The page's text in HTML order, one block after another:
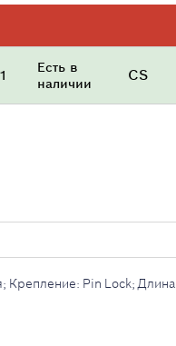
1
Есть в
наличии
CS
Крепление: Pin Lock;